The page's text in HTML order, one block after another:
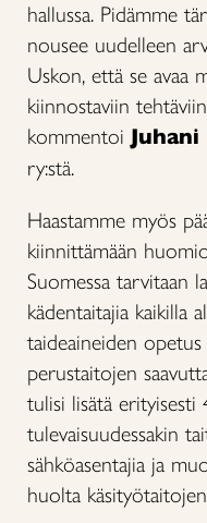
hallussa. Pidämme
nousee uudelleen
Uskon, että se avaa
kiinnostaviin
kommentoi
ry:stä.
Haastamme myös
kiinnittämään
Suomessa tarvitaan
kädentaitajia kaikilla
taideaineiden
perustaitojen
tulisi lisätä erityisesti
tulevaisuudessakin
sähköasentajia ja
huolta